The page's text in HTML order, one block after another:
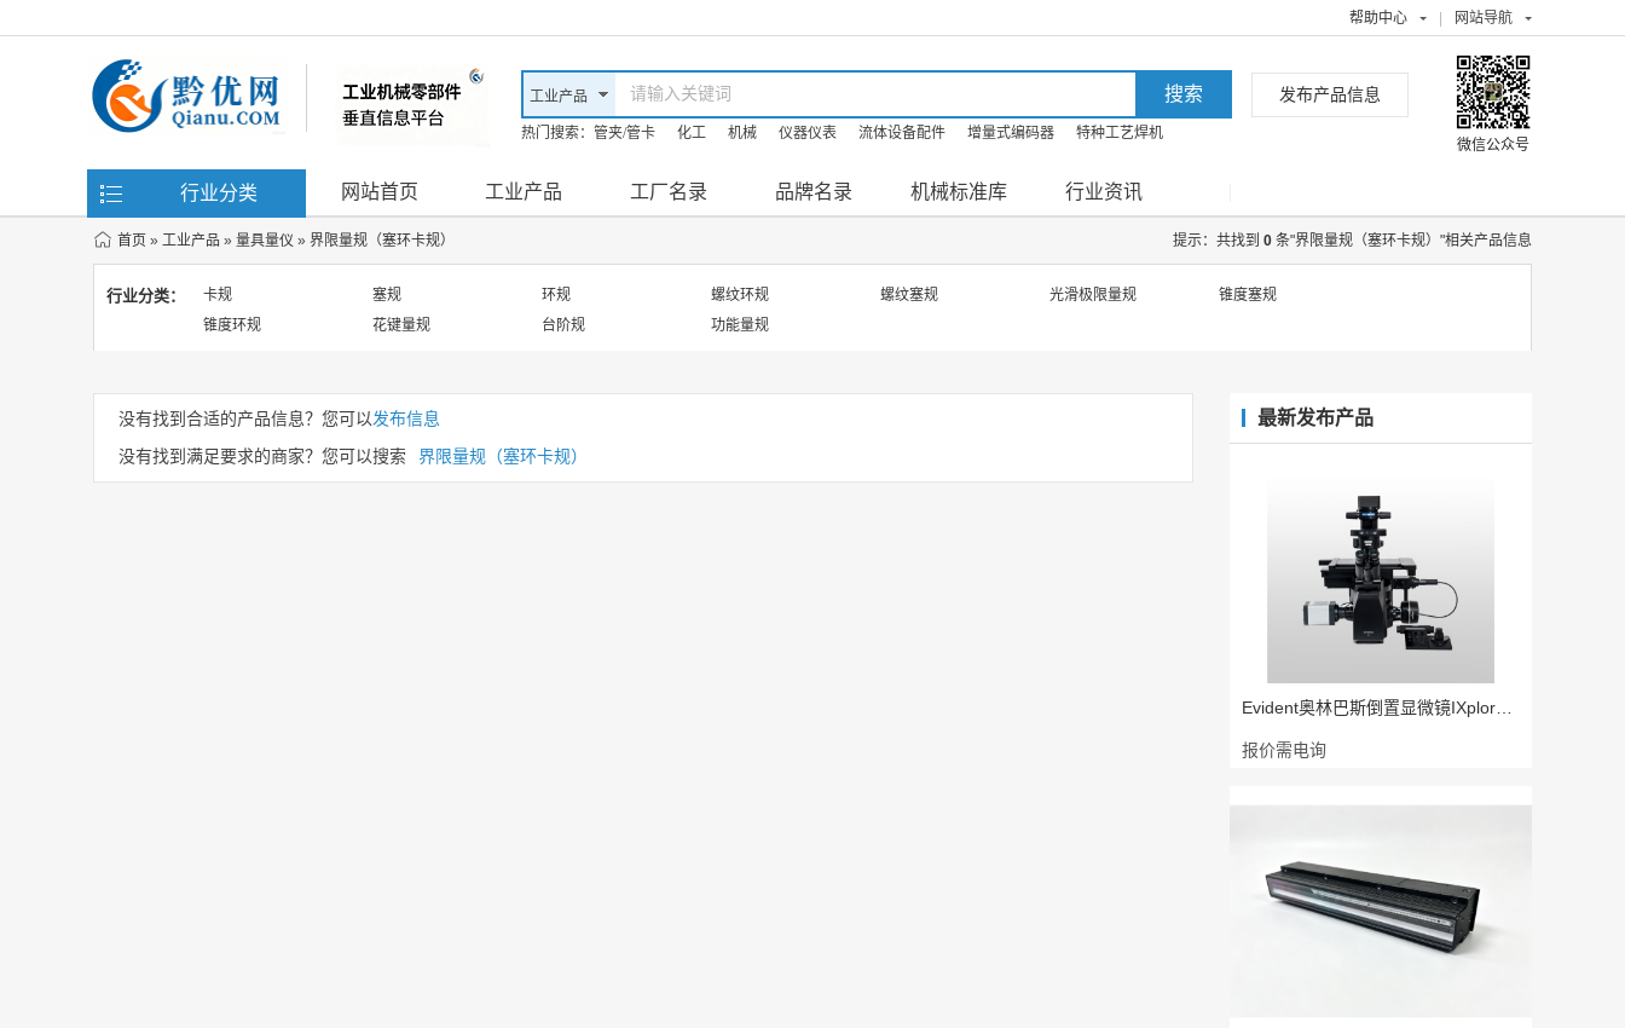
帮助中心 网站导航
热门搜索： 管夹/管卡 化工 机械 仪器仪表 流体设备配件 增量式编码器
特种工艺焊机
发布产品信息
微信公众号
行业分类 网站首页 工业产品 工厂名录 品牌名录 机械标准库 行业资讯
首页 » 工业产品 » 量具量仪 » 界限量规（塞环卡规） 提示：共找到 0 条"界限量规（塞环卡规）"相关产品信息
行业分类： 卡规 塞规 环规 螺纹环规 螺纹塞规 光滑极限量规
锥度塞规
锥度环规
花键量规 台阶规 功能量规
没有找到合适的产品信息？您可以发布信息
没有找到满足要求的商家？您可以搜索 界限量规（塞环卡规）
最新发布产品
报价需电询